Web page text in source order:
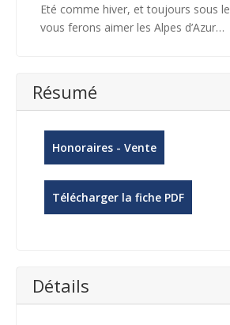
Eté comme hiver, et toujours sous
vous ferons aimer les Alpes d’Azur…
Résumé
Honoraires - Vente
Télécharger la fiche PDF
Détails